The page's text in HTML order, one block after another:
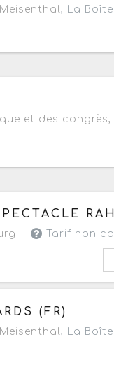
, La
et des congrès,
2026 à partir de
Tarif non
2026 à partir de
(FR)
, La